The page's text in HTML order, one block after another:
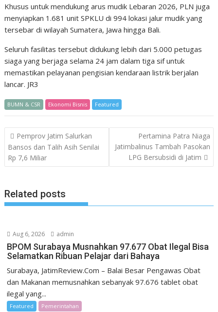
Khusus untuk mendukung arus mudik Lebaran 2026, PLN juga
menyiapkan 1.681 unit SPKLU di 994 lokasi jalur mudik yang
tersebar di wilayah Sumatera, Jawa hingga Bali.
Seluruh fasilitas tersebut didukung lebih dari 5.000 petugas
siaga yang berjaga selama 24 jam dalam tiga sif untuk
memastikan pelayanan pengisian kendaraan listrik berjalan
lancar. JR3
BUMN & CSR Ekonomi Bisnis Featured
Post
navigation
Pemprov Jatim Salurkan
Bansos dan Talih Asih Senilai
Rp 7,6 Miliar
Pertamina Patra Niaga
Jatimbalinus Tambah Pasokan
LPG Bersubsidi di Jatim
Related posts
Aug 6, 2026 admin
BPOM Surabaya Musnahkan 97.677 Obat Ilegal Bisa
Selamatkan Ribuan Pelajar dari Bahaya
Surabaya, JatimReview.Com – Balai Besar Pengawas Obat
dan Makanan memusnahkan sebanyak 97.676 tablet obat
ilegal yang...
Featured Pemerintahan